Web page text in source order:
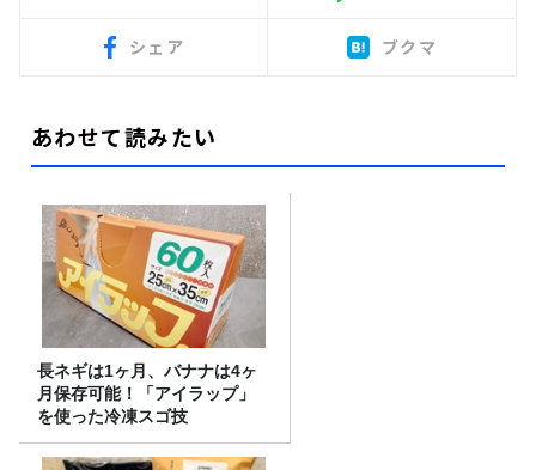
シェア ブクマ
あわせて読みたい
長ネギは1ヶ月、バナナは4ヶ
月保存可能！「アイラップ」
を使った冷凍スゴ技